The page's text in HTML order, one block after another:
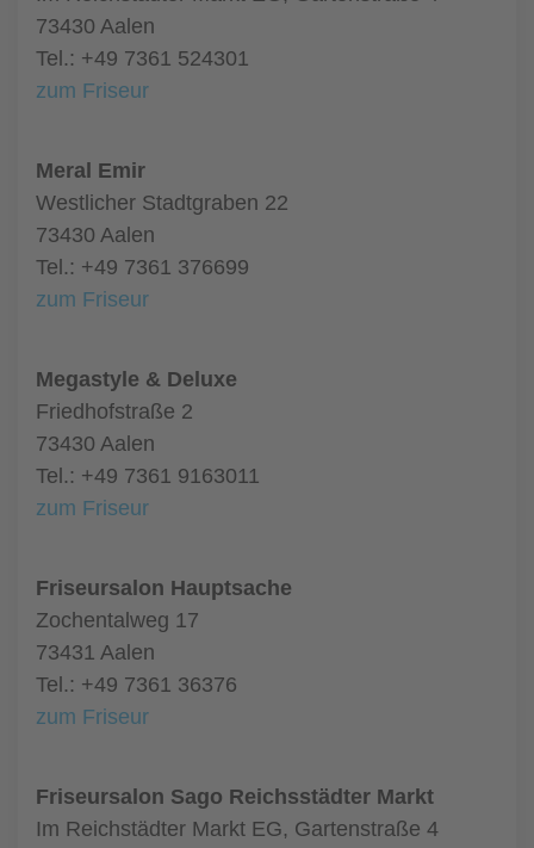
73430 Aalen
Tel.: +49 7361 524301
zum Friseur
Meral Emir
Westlicher Stadtgraben 22
73430 Aalen
Tel.: +49 7361 376699
zum Friseur
Megastyle & Deluxe
Friedhofstraße 2
73430 Aalen
Tel.: +49 7361 9163011
zum Friseur
Friseursalon Hauptsache
Zochentalweg 17
73431 Aalen
Tel.: +49 7361 36376
zum Friseur
Friseursalon Sago Reichsstädter Markt
Im Reichstädter Markt EG, Gartenstraße 4